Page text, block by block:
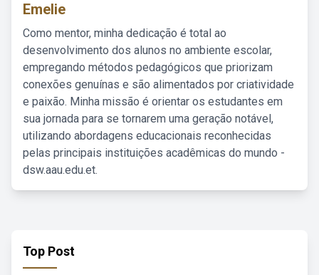
Emelie
Como mentor, minha dedicação é total ao
desenvolvimento dos alunos no ambiente escolar,
empregando métodos pedagógicos que priorizam
conexões genuínas e são alimentados por criatividade
e paixão. Minha missão é orientar os estudantes em
sua jornada para se tornarem uma geração notável,
utilizando abordagens educacionais reconhecidas
pelas principais instituições acadêmicas do mundo -
dsw.aau.edu.et.
Top Post